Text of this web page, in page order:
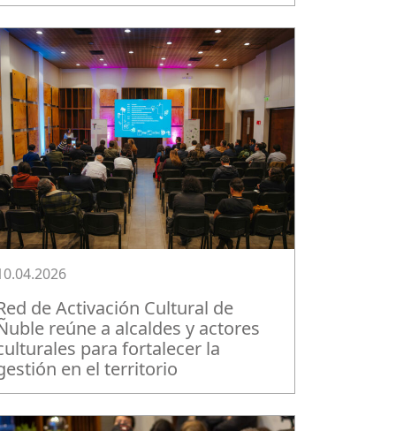
de Activación Cultural de
reúne a alcaldes y actores
para fortalecer la
en el territorio